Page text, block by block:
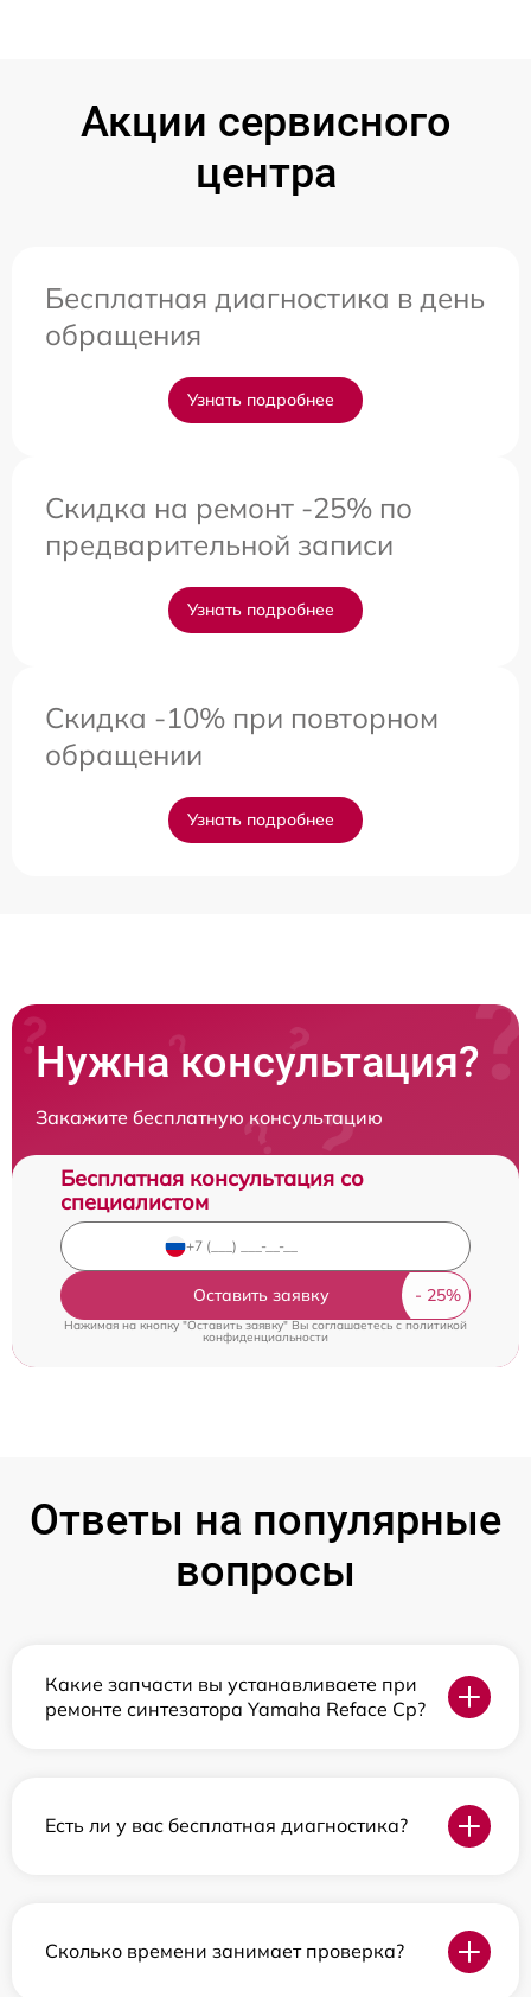
Акции сервисного
центра
Бесплатная диагностика в день
обращения
Узнать подробнее
Скидка на ремонт -25% по
предварительной записи
Узнать подробнее
Скидка -10% при повторном
обращении
Узнать подробнее
Нужна консультация?
Закажите бесплатную консультацию
Бесплатная консультация со
специалистом
Оставить заявку
Нажимая на кнопку "Оставить заявку" Вы соглашаетесь cполитикой
конфиденциальности
Ответы на популярные
вопросы
Какие запчасти вы устанавливаете при
ремонте синтезатора Yamaha Reface Cp?
Есть ли у вас бесплатная диагностика?
Сколько времени занимает проверка?